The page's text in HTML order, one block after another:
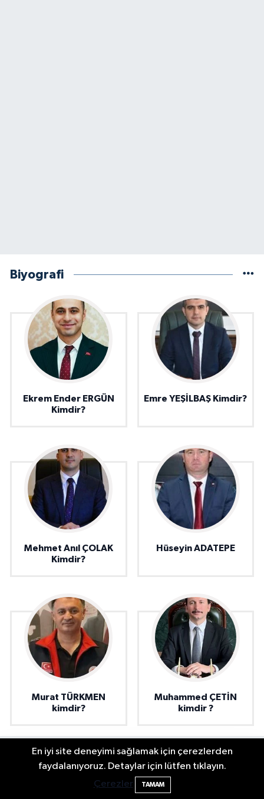
Biyografi
Ekrem Ender ERGÜN
Kimdir?
Emre YEŞİLBAŞ Kimdir?
Mehmet Anıl ÇOLAK
Kimdir?
Hüseyin ADATEPE
Murat TÜRKMEN
kimdir?
Muhammed ÇETİN
kimdir ?
En iyi site deneyimi sağlamak için çerezlerden
faydalanıyoruz. Detaylar için lütfen tıklayın.
Çerezler
TAMAM
Elektrik arızasını onanırken akıma kapılan